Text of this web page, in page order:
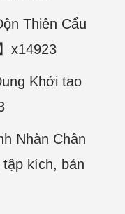
Thiên Cẩu
x14923
Khởi tao
Nhàn Chân
kích, bản